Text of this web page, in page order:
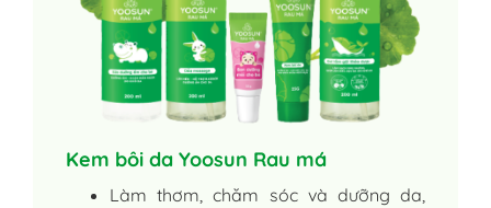
Kem bôi da Yoosun Rau má
Làm thơm, chăm sóc và dưỡng da,